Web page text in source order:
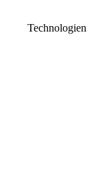
Technologien